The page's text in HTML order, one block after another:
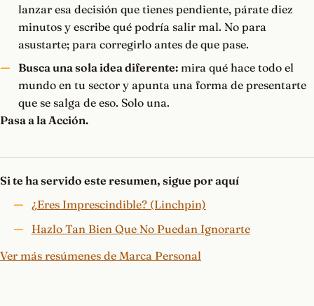
lanzar esa decisión que tienes pendiente, párate diez
minutos y escribe qué podría salir mal. No para
asustarte; para corregirlo antes de que pase.
Busca una sola idea diferente:mira qué hace todo el
mundo en tu sector y apunta una forma de presentarte
que se salga de eso. Solo una.
Pasa a la Acción.
Si te ha servido este resumen, sigue por aquí
¿Eres Imprescindible? (Linchpin)
Hazlo Tan Bien Que No Puedan Ignorarte
Ver más resúmenes de Marca Personal